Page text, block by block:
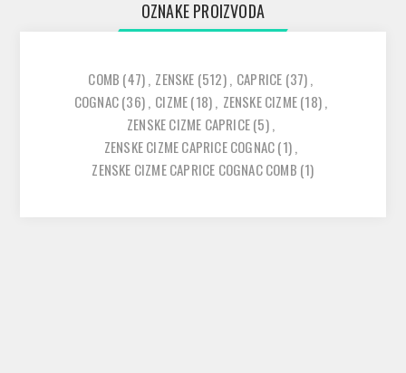
OZNAKE PROIZVODA
COMB (47), ZENSKE (512), CAPRICE (37),
COGNAC(36), CIZME(18), ZENSKE CIZME(18),
ZENSKE CIZME CAPRICE(5),
ZENSKE CIZME CAPRICE COGNAC(1),
ZENSKE CIZME CAPRICE COGNAC COMB (1)